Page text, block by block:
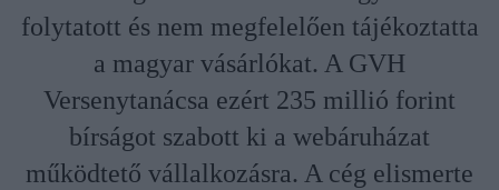
folytatott és nem megfelelően tájékoztatta
a magyar vásárlókat. A GVH
Versenytanácsa ezért 235 millió forint
bírságot szabott ki a webáruházat
működtető vállalkozásra. A cég elismerte